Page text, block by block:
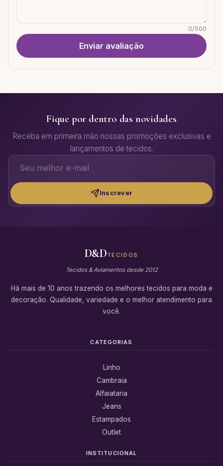
0/500
Enviar avaliação
Fique por dentro das novidades
Receba em primeira mão nossas promoções exclusivas e
lançamentos de tecidos.
Inscrever
D&DTECIDOS
Tecidos & Aviamentos desde 2012
Há mais de 10 anos trazendo os melhores tecidos para moda e
decoração. Qualidade, variedade e o melhor atendimento para
você.
CATEGORIAS
Linho
Cambraia
Alfaiataria
Jeans
Estampados
Outlet
INSTITUCIONAL